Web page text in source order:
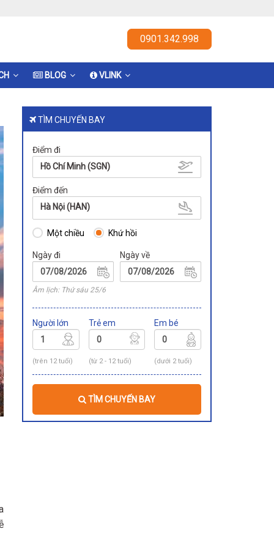
0901.342.998
BLOG VLINK
TÌM CHUYẾN BAY
Điểm đi
Hồ Chí Minh (SGN)
Điểm đến
Hà Nội (HAN)
Một chiều Khứ hồi
Ngày đi
Âm lịch: Thứ sáu 25/6
Ngày về
Người lớn
(trên 12 tuổi)
Trẻ em
(từ 2 - 12 tuổi)
Em bé
(dưới 2 tuổi)
TÌM CHUYẾN BAY